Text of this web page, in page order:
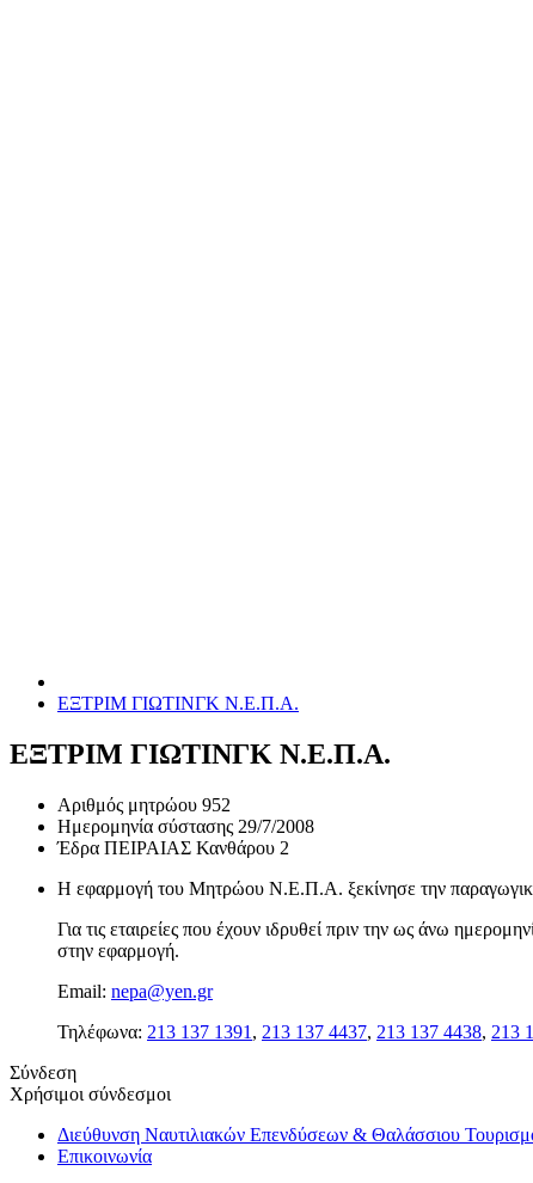
ΕΞΤΡΙΜ ΓΙΩΤΙΝΓΚ Ν.Ε.Π.Α.
ΕΞΤΡΙΜ ΓΙΩΤΙΝΓΚ Ν.Ε.Π.Α.
Αριθμός μητρώου 952
Ημερομηνία σύστασης 29/7/2008
Έδρα ΠΕΙΡΑΙΑΣ Κανθάρου 2
Η εφαρμογή του Μητρώου Ν.Ε.Π.Α. ξεκίνησε την παραγωγική
Για τις εταιρείες που έχουν ιδρυθεί πριν την ως άνω
στην εφαρμογή.
Email: nepa@yen.gr
Τηλέφωνα: 213 137 1391 , 213 137 4437, 213 137 4438, 213
Σύνδεση
Χρήσιμοι σύνδεσμοι
Διεύθυνση Ναυτιλιακών Επενδύσεων & Θαλάσσιου
Επικοινωνία